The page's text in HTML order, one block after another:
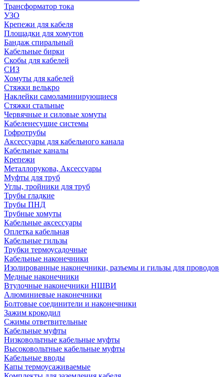
Трансформатор тока
УЗО
Крепежи для кабеля
Площадки для хомутов
Бандаж спиральный
Кабельные бирки
Cкобы для кабелей
СИЗ
Хомуты для кабелей
Стяжки велькро
Наклейки самоламинирующиеся
Стяжки стальные
Червячные и силовые хомуты
Кабеленесущие системы
Гофротрубы
Аксессуары для кабельного канала
Кабельные каналы
Крепежи
Металлорукова, Аксессуары
Муфты для труб
Углы, тройники для труб
Трубы гладкие
Трубы ПНД
Трубные хомуты
Кабельные аксессуары
Оплетка кабельная
Кабельные гильзы
Трубки термоусадочные
Кабельные наконечники
Изолированные наконечники, разъемы и гильзы для проводов
Медные наконечники
Втулочные наконечники НШВИ
Алюминиевые наконечники
Болтовые соединители и наконечники
Зажим крокодил
Сжимы ответвительные
Кабельные муфты
Низковольтные кабельные муфты
Высоковольтные кабельные муфты
Кабельные вводы
Капы термоусаживаемые